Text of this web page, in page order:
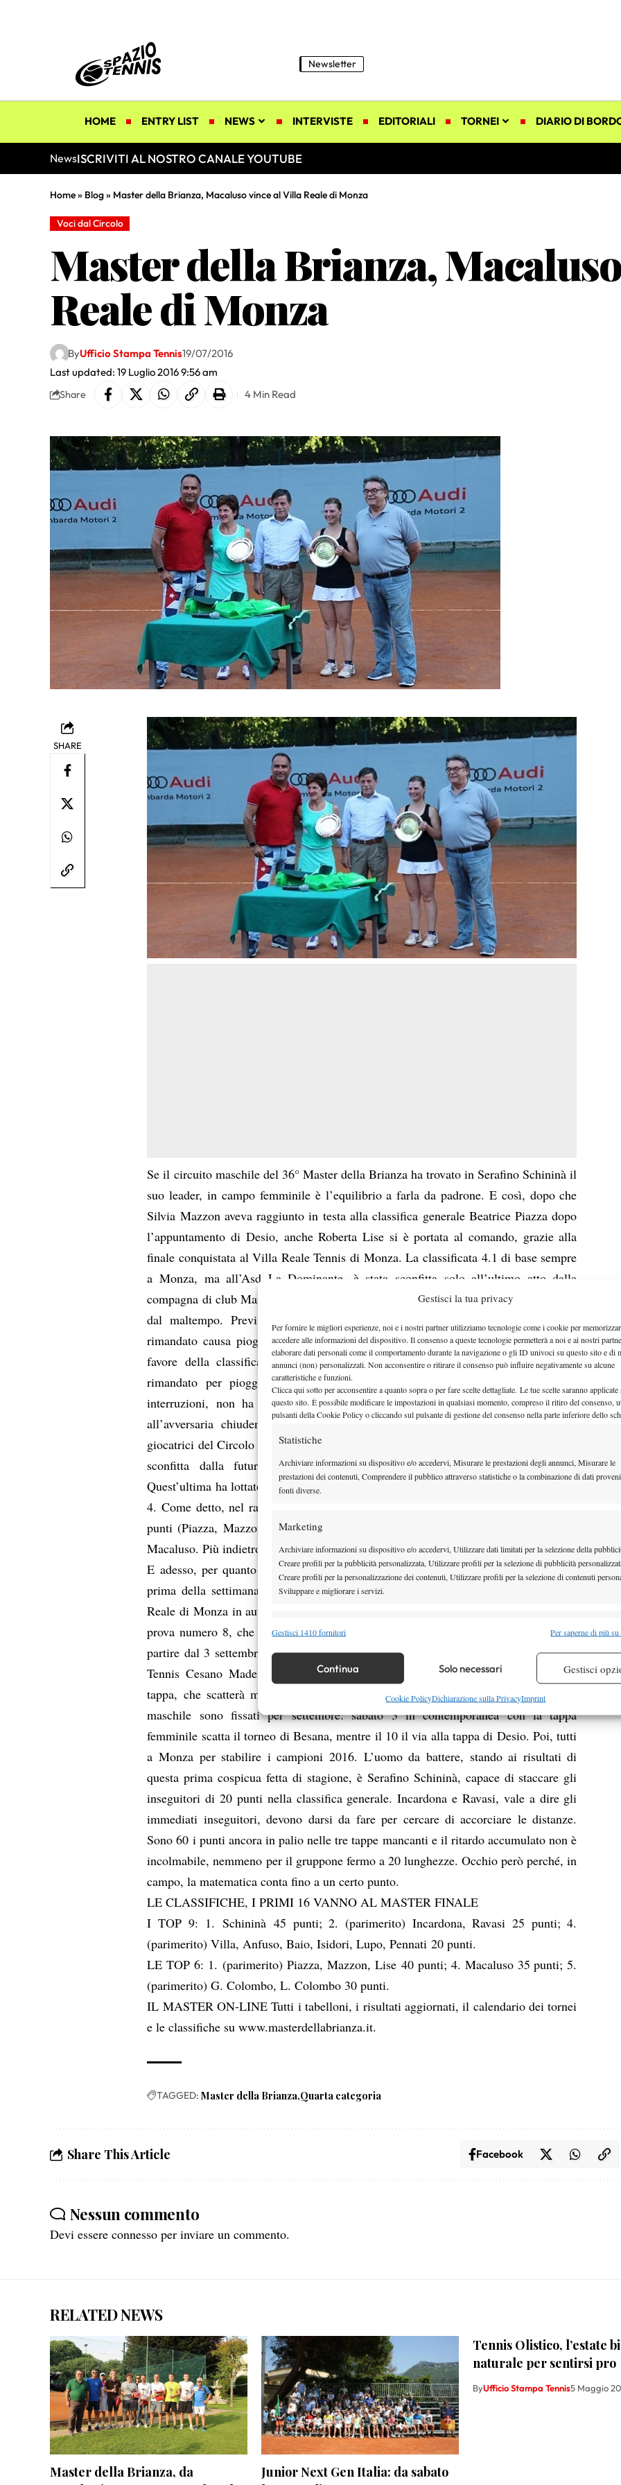
Gestisci la tua privacy
Per fornire le migliori esperienze, noi e i nostri partner utilizziamo tecnologie come i cookie per
accedere alle informazioni del dispositivo. Il consenso a queste tecnologie permetterà a noi e ai nostri
elaborare dati personali come il comportamento durante la navigazione o gli ID univoci su questo sito e di
annunci (non) personalizzati. Non acconsentire o ritirare il consenso può influire negativamente su alcune
caratteristiche e funzioni.
Clicca qui sotto per acconsentire a quanto sopra o per fare scelte dettagliate. Le tue scelte saranno applicate
questo sito. È possibile modificare le impostazioni in qualsiasi momento, compreso il ritiro del consenso,
pulsanti della Cookie Policy o cliccando sul pulsante di gestione del consenso nella parte inferiore dello
Statistiche
Archiviare informazioni su dispositivo e/o accedervi, Misurare le prestazioni degli annunci, Misurare le
prestazioni dei contenuti, Comprendere il pubblico attraverso statistiche o la combinazione di dati
fonti diverse.
Marketing
Archiviare informazioni su dispositivo e/o accedervi, Utilizzare dati limitati per la selezione della
Creare profili per la pubblicità personalizzata, Utilizzare profili per la selezione di pubblicità
Creare profili per la personalizzazione dei contenuti, Utilizzare profili per la selezione di contenuti
Sviluppare e migliorare i servizi.
Funzionalità
Identificare i dispositivi in base alle informazioni trasmesse automaticamente.
Garantire la sicurezza, prevenire e rilevare frodi, correggere errori,
Erogare e presentare pubblicità e contenuto, Salvare e comunicare le
scelte sulla privacy.
Gestisci 1410 fornitori Per saperne di più
Continua Solo necessari Gestisci
Cookie PolicyDichiarazione sulla PrivacyImprint
Newsletter
HOME ENTRY LIST NEWS INTERVISTE EDITORIALI TORNEI DIARIO DI
NewsISCRIVITI AL NOSTRO CANALE YOUTUBE
Home» Blog» Master della Brianza, Macaluso vince al Villa Reale di Monza
Voci dal Circolo
Master della Brianza,
Reale di Monza
Last updated: 19 Luglio 2016 9:56 am
ByUfficio Stampa Tennis19/07/2016
Share 4 Min Read
SHARE
Se il circuito maschile del 36° Master della Brianza ha trovato in Serafino Schininà il
suo leader, in campo femminile è l’equilibrio a farla da padrone. E così, dopo che
Silvia Mazzon aveva raggiunto in testa alla classifica generale Beatrice Piazza dopo
l’appuntamento di Desio, anche Roberta Lise si è portata al comando, grazie alla
finale conquistata al Villa Reale Tennis di Monza. La classificata 4.1 di base sempre
a Monza, ma all’Asd La Dominante, è stata sconfitta solo all’ultimo atto dalla
compagna di club Maria Rita Macaluso, in una finale molto spezzettata e intervallata
dal maltempo. Previsto inizialmente per mercoledì 13 luglio, il match è stato
rimandato causa pioggia a giovedì 14, quando però – sul punteggio di 6-2 1-0 in
favore della classificata 4.2 Macaluso – è stato prima di nuovo sospeso e poi
rimandato per pioggia a sabato 16. La futura vincitrice, nonostante le molte
interruzioni, non ha mai perso il filo e non ha concesso occasioni di rimonta
all’avversaria chiudendo il secondo parziale per 6-3. Battute in semifinale due
giocatrici del Circolo Tennis Giussano, vale a dire le classificate 4.2 Chiara Ballabio,
sconfitta dalla futura vincitrice Macaluso per 6-4 6-3, e Laura Colombo.
Quest’ultima ha lottato per tre set contro Roberta Lise prima di cedere per 6-4 3-6 6-
4. Come detto, nel ranking del circuito al comando c’è un tris appaiato a quota 40
punti (Piazza, Mazzon, Lise). A inseguire, a 5 lunghezze di distanza, proprio Rita
Macaluso. Più indietro ci sono invece Giulia e Laura Colombo a 30 punti.
E adesso, per quanto riguarda il circuito in rosa, manca soltanto un appuntamento
prima della settimana conclusiva, il vero e proprio Master finale, sempre al Villa
Reale di Monza in autunno. Messa in archivio la settima tappa, resta da disputare la
prova numero 8, che si terrà alla Polisportiva Besanese di Besana Brianza (MB) a
partire dal 3 settembre. In mezzo ci sono le vacanze, certo, ma non solo: perché al
Tennis Cesano Maderno tocca ai maschi tornare protagonisti con la loro settima
tappa, che scatterà mercoledì 20 luglio. Gli ultimi appuntamenti anche in campo
maschile sono fissati per settembre: sabato 3 in contemporanea con la tappa
femminile scatta il torneo di Besana, mentre il 10 il via alla tappa di Desio. Poi, tutti
a Monza per stabilire i campioni 2016. L’uomo da battere, stando ai risultati di
questa prima cospicua fetta di stagione, è Serafino Schininà, capace di staccare gli
inseguitori di 20 punti nella classifica generale. Incardona e Ravasi, vale a dire gli
immediati inseguitori, devono darsi da fare per cercare di accorciare le distanze.
Sono 60 i punti ancora in palio nelle tre tappe mancanti e il ritardo accumulato non è
incolmabile, nemmeno per il gruppone fermo a 20 lunghezze. Occhio però perché, in
campo, la matematica conta fino a un certo punto.
LE CLASSIFICHE, I PRIMI 16 VANNO AL MASTER FINALE
I TOP 9: 1.Schininà 45 punti;2. (parimerito)Incardona, Ravasi25 punti;4.
(parimerito)Villa, Anfuso, Baio, Isidori, Lupo, Pennati20 punti.
LE TOP 6: 1. (parimerito) Piazza, Mazzon, Lise 40 punti; 4. Macaluso 35 punti; 5.
(parimerito) G. Colombo, L. Colombo 30 punti.
IL MASTER ON-LINE Tutti i tabelloni, i risultati aggiornati, il calendario dei tornei
e le classifiche suwww.masterdellabrianza.it.
TAGGED: Master della Brianza Quarta categoria
Share This Article Facebook
Nessun commento
Devi essere connesso per inviare un commento.
RELATED NEWS
Master della Brianza, da
Junior Next Gen Italia: da sabato
Tennis Olistico, l’estate
naturale per sentirsi pro
ByUfficio Stampa Tennis5 Maggio